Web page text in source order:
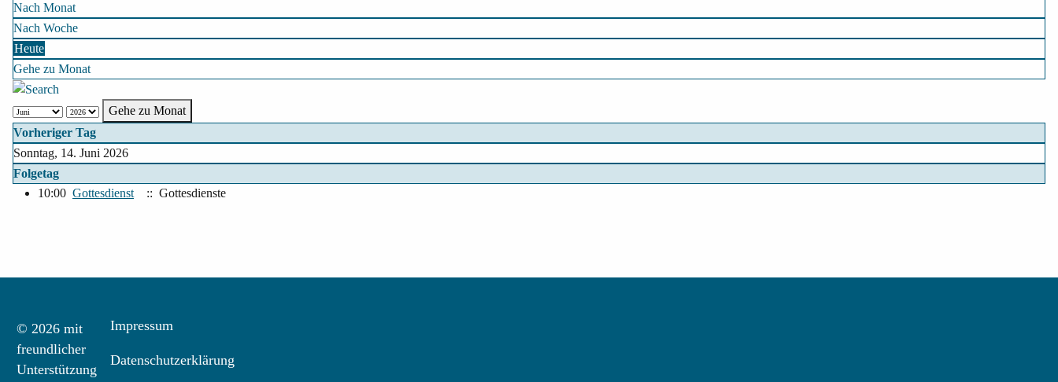
Nach Monat
Nach Woche
Heute
Gehe zu Monat
Gehe zu Monat
Vorheriger Tag
Sonntag, 14. Juni 2026
Folgetag
10:00 Gottesdienst :: Gottesdienste
© 2026 mit
freundlicher
Unterstützung
Impressum
Datenschutzerklärung